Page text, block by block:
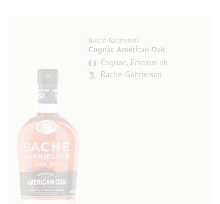
Bache-Gabrielsen
Cognac American Oak
Cognac, Frankreich
Bache-Gabrielsen